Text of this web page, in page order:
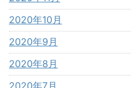
2020年10月
2020年9月
2020年8月
2020年7月